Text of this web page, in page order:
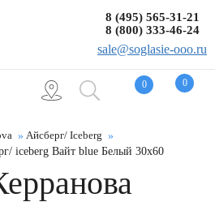
0 0
8 (495) 565-31-21
8 (800) 333-46-24
sale@soglasie-ooo.ru
Айсберг/ Iceberg
iceberg Вайт blue Белый 30x60